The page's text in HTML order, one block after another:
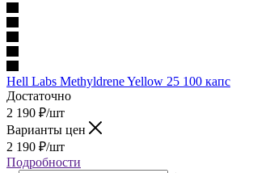
Hell Labs Methyldrene Yellow 25 100 капс
Достаточно
2 190 ₽/шт
Варианты цен
2 190 ₽/шт
Подробности